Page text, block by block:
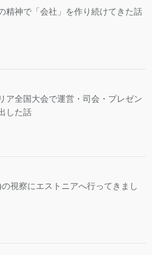
精神で「会社」を作り続けてきた話
ア全国大会で運営・司会・プレゼン
した話
視察にエストニアへ行ってきまし